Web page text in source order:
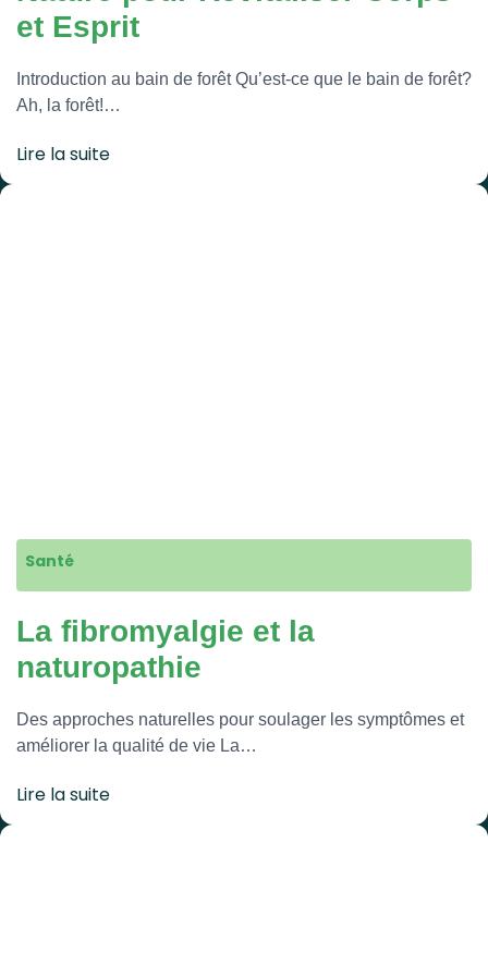
et Esprit
Introduction au bain de forêt Qu’est-ce que le bain de forêt?
Ah, la forêt!…
Lire la suite
Santé
La fibromyalgie et la
naturopathie
Des approches naturelles pour soulager les symptômes et
améliorer la qualité de vie La…
Lire la suite